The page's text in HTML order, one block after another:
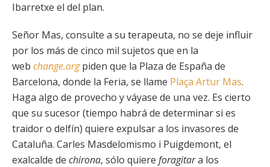
Ibarretxe el del plan.
Señor Mas, consulte a su terapeuta, no se deje influir
por los más de cinco mil sujetos que en la
web change.orgpiden que la Plaza de España de
Barcelona, donde la Feria, se llame Plaça Artur Mas.
Haga algo de provecho y váyase de una vez. Es cierto
que su sucesor (tiempo habrá de determinar si es
traidor o delfín) quiere expulsar a los invasores de
Cataluña. Carles Masdelomismo i Puigdemont, el
exalcalde de chirona, sólo quiere foragitara los